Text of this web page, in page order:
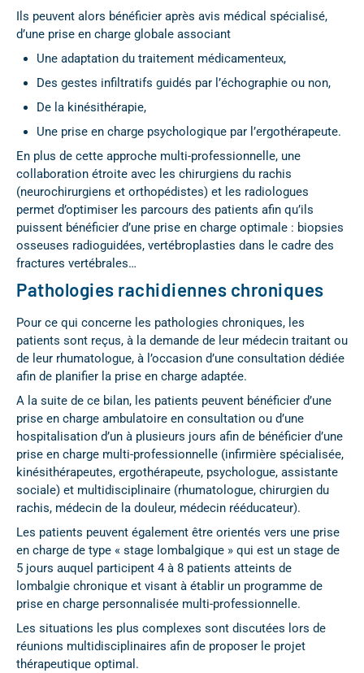
Ils peuvent alors bénéficier après avis médical spécialisé,
d’une prise en charge globale associant
Une adaptation du traitement médicamenteux,
Des gestes infiltratifs guidés par l’échographie ou non,
De la kinésithérapie,
Une prise en charge psychologique par l’ergothérapeute.
En plus de cette approche multi-professionnelle, une
collaboration étroite avec les chirurgiens du rachis
(neurochirurgiens et orthopédistes) et les radiologues
permet d’optimiser les parcours des patients afin qu’ils
puissent bénéficier d’une prise en charge optimale : biopsies
osseuses radioguidées, vertébroplasties dans le cadre des
fractures vertébrales…
Pathologies rachidiennes chroniques
Pour ce qui concerne les pathologies chroniques, les
patients sont reçus, à la demande de leur médecin traitant ou
de leur rhumatologue, à l’occasion d’une consultation dédiée
afin de planifier la prise en charge adaptée.
A la suite de ce bilan, les patients peuvent bénéficier d’une
prise en charge ambulatoire en consultation ou d’une
hospitalisation d’un à plusieurs jours afin de bénéficier d’une
prise en charge multi-professionnelle (infirmière spécialisée,
kinésithérapeutes, ergothérapeute, psychologue, assistante
sociale) et multidisciplinaire (rhumatologue, chirurgien du
rachis, médecin de la douleur, médecin rééducateur).
Les patients peuvent également être orientés vers une prise
en charge de type « stage lombalgique » qui est un stage de
5 jours auquel participent 4 à 8 patients atteints de
lombalgie chronique et visant à établir un programme de
prise en charge personnalisée multi-professionnelle.
Les situations les plus complexes sont discutées lors de
réunions multidisciplinaires afin de proposer le projet
thérapeutique optimal.